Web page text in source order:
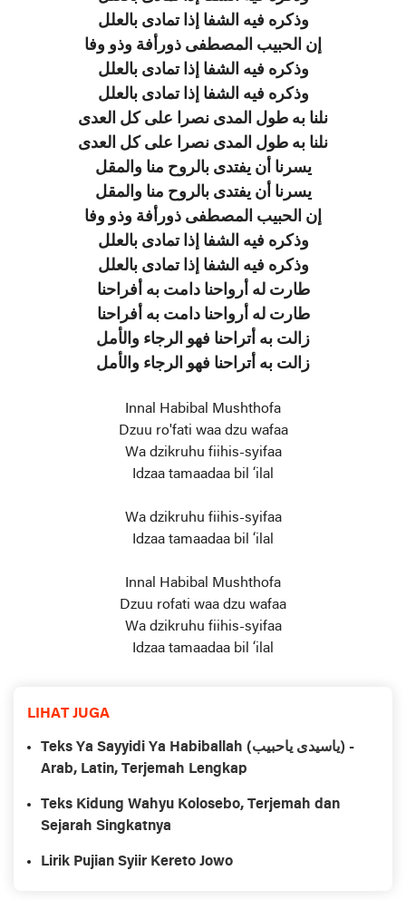
وذکره فيه الشفا إذا تمادی بالعلل
إن الحبيب المصطفی ذورأفة وذو وفا
وذکره فيه الشفا إذا تمادی بالعلل
وذکره فيه الشفا إذا تمادی بالعلل
نلنا به طول المدی نصرا علی کل العدی
نلنا به طول المدی نصرا علی کل العدی
يسرنا أن يفتدی بالروح منا والمقل
يسرنا أن يفتدی بالروح منا والمقل
إن الحبيب المصطفی ذورأفة وذو وفا
وذکره فيه الشفا إذا تمادی بالعلل
وذکره فيه الشفا إذا تمادی بالعلل
طارت له أرواحنا دامت به أفراحنا
طارت له أرواحنا دامت به أفراحنا
زالت به أتراحنا فهو الرجاء والأمل
زالت به أتراحنا فهو الرجاء والأمل
Innal Habibal Mushthofa
Dzuu ro'fati waa dzu wafaa
Wa dzikruhu fiihis-syifaa
Idzaa tamaadaa bil ‘ilal
Wa dzikruhu fiihis-syifaa
Idzaa tamaadaa bil ‘ilal
Innal Habibal Mushthofa
Dzuu rofati waa dzu wafaa
Wa dzikruhu fiihis-syifaa
Idzaa tamaadaa bil ‘ilal
LIHAT JUGA
Teks Ya Sayyidi Ya Habiballah (ياسيدی ياحبيب) -
Arab, Latin, Terjemah Lengkap
Teks Kidung Wahyu Kolosebo, Terjemah dan
Sejarah Singkatnya
Lirik Pujian Syiir Kereto Jowo